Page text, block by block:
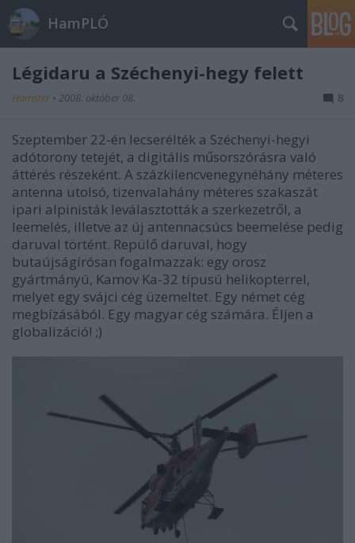
HamPLÓ
Légidaru a Széchenyi-hegy felett
Hamster • 2008. október 08. 8
Szeptember 22-én lecserélték a Széchenyi-hegyi
adótorony tetejét, a digitális műsorszórásra való
áttérés részeként. A százkilencvenegynéhány méteres
antenna utolsó, tizenvalahány méteres szakaszát
ipari alpinisták leválasztották a szerkezetről, a
leemelés, illetve az új antennacsúcs beemelése pedig
daruval történt. Repülő daruval, hogy
butaújságírósan fogalmazzak: egy orosz
gyártmányú, Kamov Ka-32 típusú helikopterrel,
melyet egy svájci cég üzemeltet. Egy német cég
megbízásából. Egy magyar cég számára. Éljen a
globalizáció! ;)